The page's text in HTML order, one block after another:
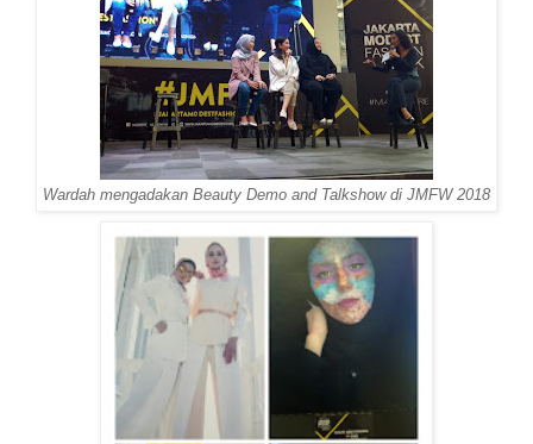
Wardah mengadakan Beauty Demo and Talkshow di JMFW 2018